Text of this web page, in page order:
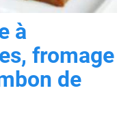
à
fromage
de